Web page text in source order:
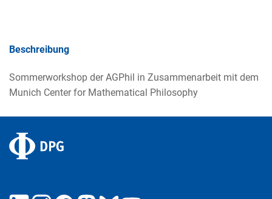
Beschreibung
Sommerworkshop der AGPhil in Zusammenarbeit mit dem
Munich Center for Mathematical Philosophy